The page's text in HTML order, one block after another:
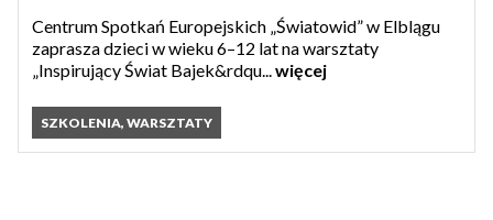
Centrum Spotkań Europejskich „Światowid” w Elblągu
zaprasza dzieci w wieku 6–12 lat na warsztaty
„Inspirujący Świat Bajek&rdqu... więcej
SZKOLENIA, WARSZTATY